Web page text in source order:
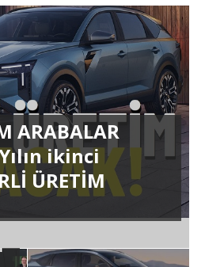
ARABALAR
ikinci
ÜRETİM